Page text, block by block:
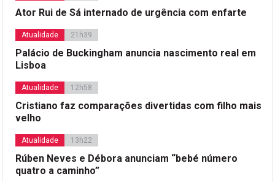
Ator Rui de Sá internado de urgência com enfarte
Atualidade 21h39
Palácio de Buckingham anuncia nascimento real em
Lisboa
Atualidade 12h58
Cristiano faz comparações divertidas com filho mais
velho
Atualidade 13h22
Rúben Neves e Débora anunciam “bebé número
quatro a caminho”